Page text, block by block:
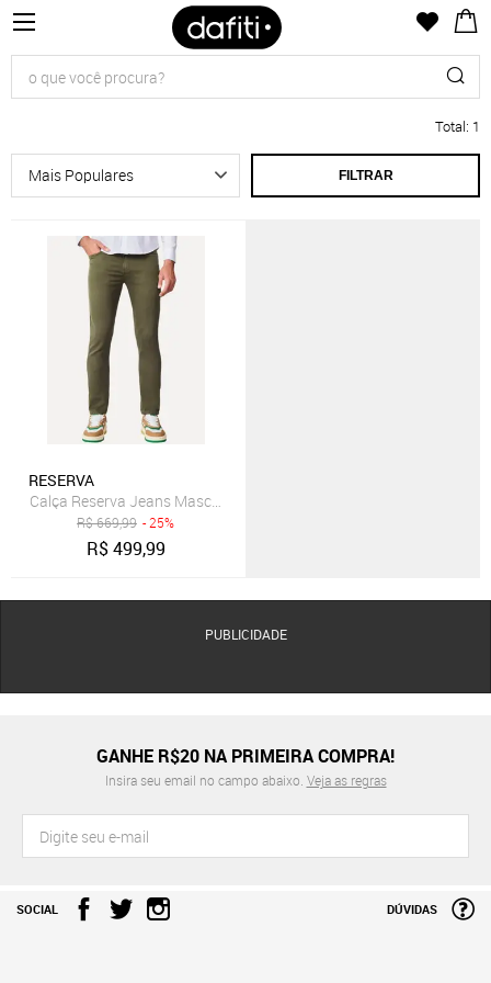
Total: 1
FILTRAR
RESERVA
Calça Reserva Jeans Masculina Skinny Color Five Pockets Verde
R$669,99 - 25%
R$499,99
PUBLICIDADE
GANHE R$20 NA PRIMEIRA COMPRA!
Insira seu email no campo abaixo. Veja as regras
SOCIAL DÚVIDAS